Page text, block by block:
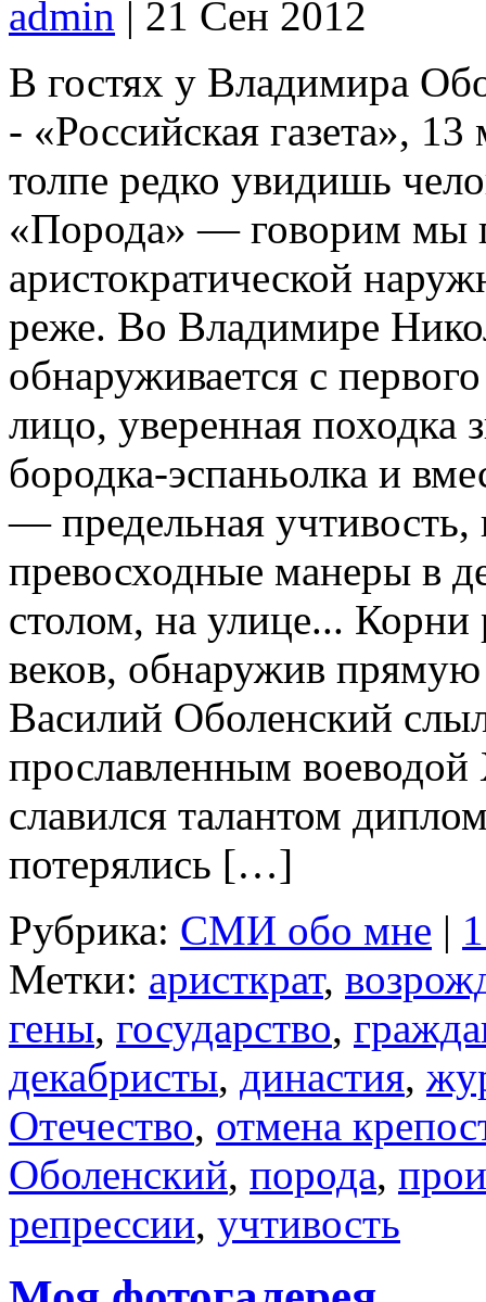
admin | 21 Сен 2012
В гостях у Владимира
- «Российская газета»,
толпе редко увидишь
«Порода» — говорим мы
аристократической
реже. Во Владимире
обнаруживается с
лицо, уверенная походка
бородка-эспаньолка и
— предельная учтивость,
превосходные манеры в
столом, на улице... Корни
веков, обнаружив
Василий Оболенский
прославленным
славился талантом
потерялись […]
Рубрика: СМИ обо мне |
Метки: аристкрат,
гены, государство,
декабристы, династия,
Отечество, отмена
Оболенский, порода,
репрессии, учтивость